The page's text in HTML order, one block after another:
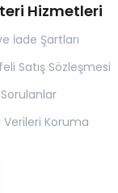
Hizmetleri
İade Şartları
Satış Sözleşmesi
Sorulanlar
Verileri Koruma